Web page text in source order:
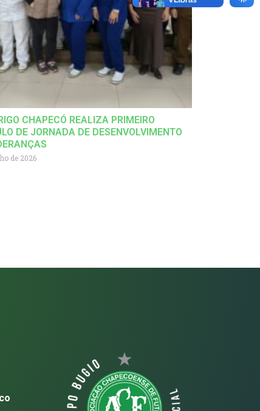
CHAPECÓ REALIZA PRIMEIRO
DE JORNADA DE DESENVOLVIMENTO
de 2026